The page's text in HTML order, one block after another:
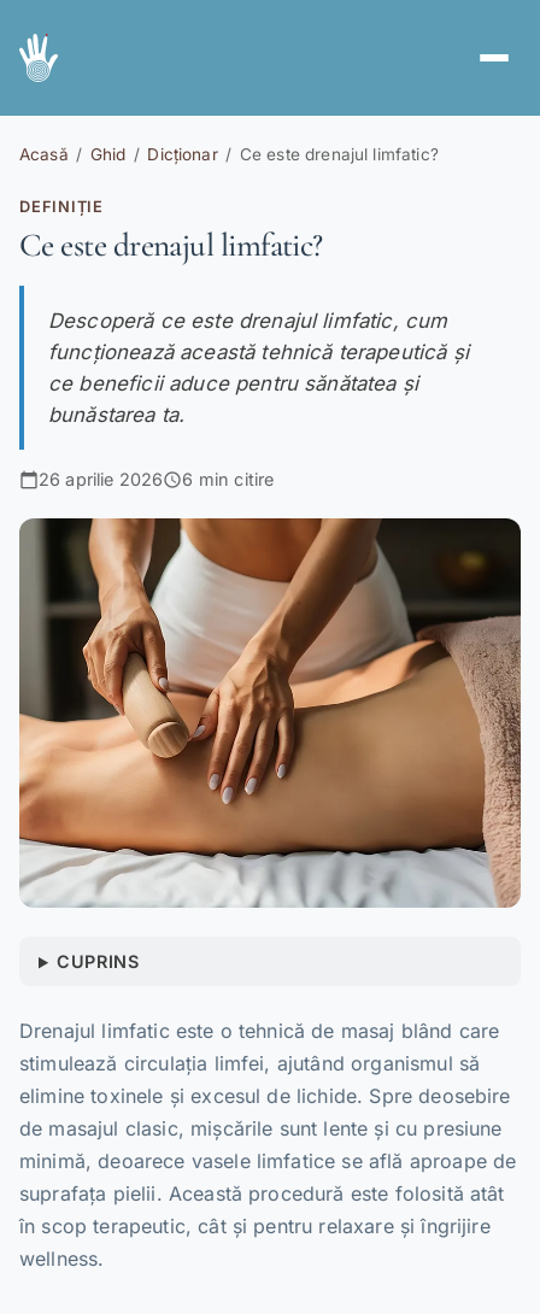
spa Servicii
card_giftcardAbonamente
redeemVoucher Cadou
Cont nou
Autentificare
RO |
Acasă / Ghid / Dicționar / Ce este drenajul limfatic?
DEFINIȚIE
Ce este drenajul limfatic?
Descoperă ce este drenajul limfatic, cum
funcționează această tehnică terapeutică și
ce beneficii aduce pentru sănătatea și
bunăstarea ta.
calendar_today26 aprilie 2026schedule6 min citire
CUPRINS
Drenajul limfatic este o tehnică de masaj blând care
stimulează circulația limfei, ajutând organismul să
elimine toxinele și excesul de lichide. Spre deosebire
de masajul clasic, mișcările sunt lente și cu presiune
minimă, deoarece vasele limfatice se află aproape de
suprafața pielii. Această procedură este folosită atât
în scop terapeutic, cât și pentru relaxare și îngrijire
wellness.